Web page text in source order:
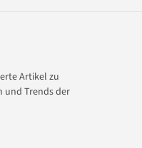
Artikel zu
und Trends der